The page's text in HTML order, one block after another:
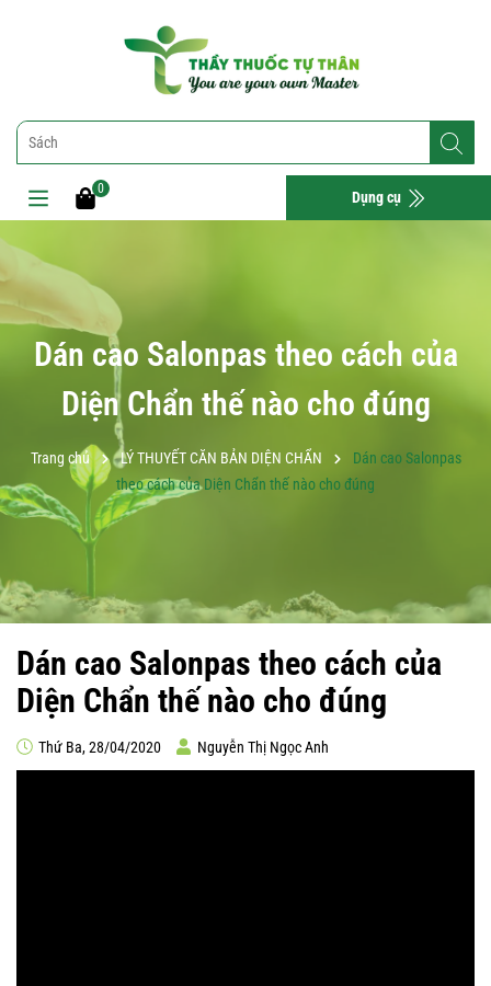
0 Dụng cụ
Dán cao Salonpas theo cách của
Diện Chẩn thế nào cho đúng
Trang chủ LÝ THUYẾT CĂN BẢN DIỆN CHẨN
Dán cao Salonpas
theo cách của Diện Chẩn thế nào cho đúng
Dán cao Salonpas theo cách của
Diện Chẩn thế nào cho đúng
Thứ Ba, 28/04/2020 Nguyễn Thị Ngọc Anh